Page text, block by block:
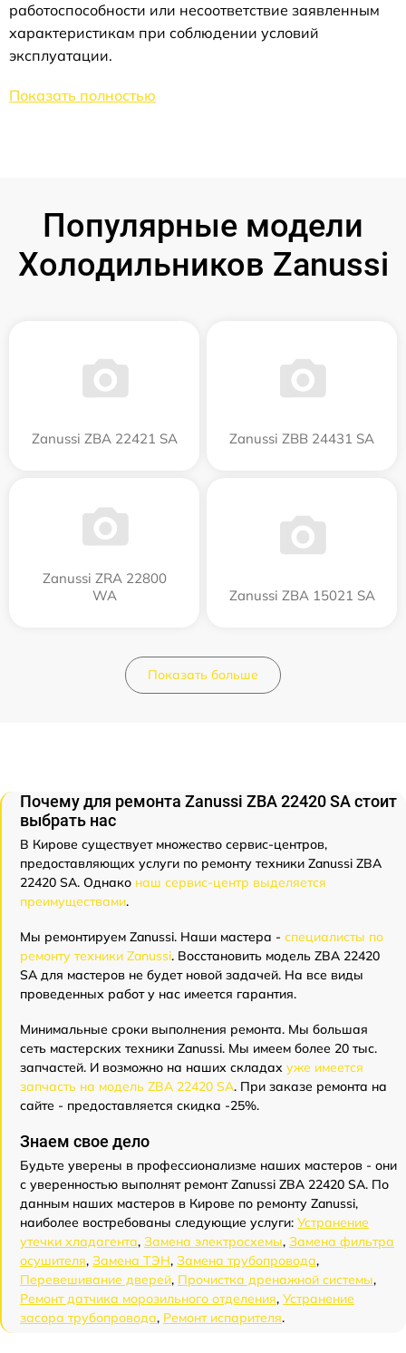
работоспособности или несоответствие заявленным
характеристикам при соблюдении условий
эксплуатации.
Показать полностью
Популярные модели
Холодильников Zanussi
Zanussi ZBA 22421 SA Zanussi ZBB 24431 SA
Zanussi ZRA 22800
WA
Zanussi ZBA 15021 SA
Показать больше
Почему для ремонта Zanussi ZBA 22420 SA стоит
выбрать нас
В Кирове существует множество сервис-центров,
предоставляющих услуги по ремонту техники Zanussi ZBA
22420 SA. Однако наш сервис-центр выделяется
преимуществами.
Мы ремонтируем Zanussi. Наши мастера - специалисты по
ремонту техники Zanussi. Восстановить модель ZBA 22420
SA для мастеров не будет новой задачей. На все виды
проведенных работ у нас имеется гарантия.
Минимальные сроки выполнения ремонта. Мы большая
сеть мастерских техники Zanussi. Мы имеем более 20 тыс.
запчастей. И возможно на наших складах уже имеется
запчасть на модель ZBA 22420 SA. При заказе ремонта на
сайте - предоставляется скидка -25%.
Знаем свое дело
Будьте уверены в профессионализме наших мастеров - они
с уверенностью выполнят ремонт Zanussi ZBA 22420 SA. По
данным наших мастеров в Кирове по ремонту Zanussi,
наиболее востребованы следующие услуги: Устранение
утечки хладагента, Замена электросхемы, Замена фильтра
осушителя, Замена ТЭН, Замена трубопровода,
Перевешивание дверей, Прочистка дренажной системы,
Ремонт датчика морозильного отделения, Устранение
засора трубопровода, Ремонт испарителя.